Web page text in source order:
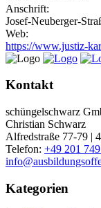
Anschrift:
Josef-Neuberger-
Web:
https://www.justiz-
Kontakt
schüngelschwarz
Christian Schwarz
Alfredstraße 77-79 |
Telefon: +49 201
Kategorien